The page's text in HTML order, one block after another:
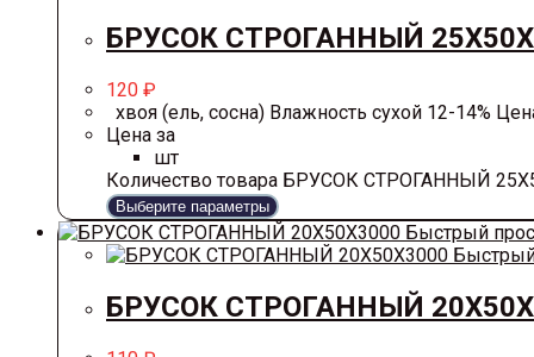
БРУСОК СТРОГАННЫЙ
120 ₽
хвоя (ель, сосна) Влажность сухой 12-14%
Цена за
шт
Количество товара БРУСОК СТРОГАННЫЙ
Выберите параметры
Быстрый
БРУСОК СТРОГАННЫЙ